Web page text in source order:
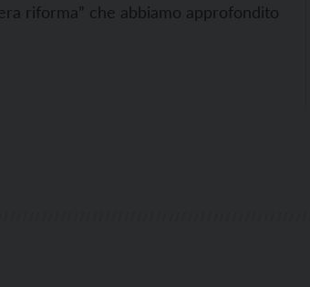
riforma” che abbiamo approfondito